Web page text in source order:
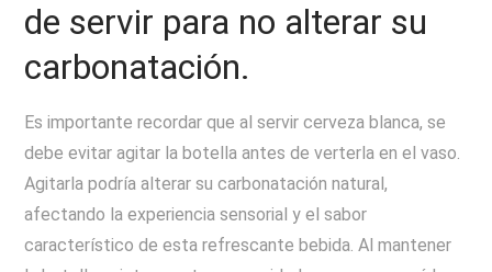
de servir para no alterar su
carbonatación.
Es importante recordar que al servir cerveza blanca, se
debe evitar agitar la botella antes de verterla en el vaso.
Agitarla podría alterar su carbonatación natural,
afectando la experiencia sensorial y el sabor
característico de esta refrescante bebida. Al mantener